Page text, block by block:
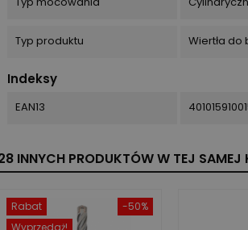
Typ produktu Wiertła do
Indeksy
EAN13
INNYCH PRODUKTÓW W TEJ SAMEJ
-50%
Rabat
Wyprzedaż!